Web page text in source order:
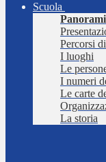
Scuola
Percorsi
I luoghi
Le
I numeri
Le carte
La storia